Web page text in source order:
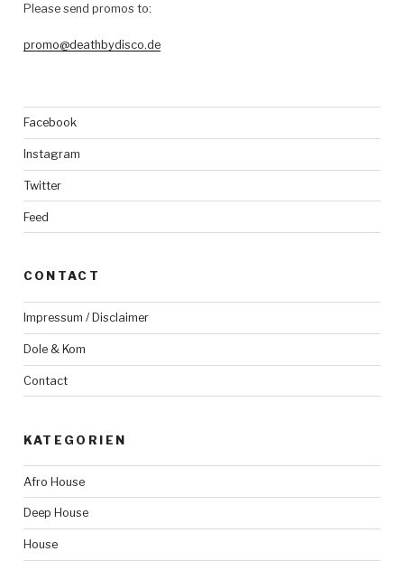
Please send promos to:
promo@deathbydisco.de
Facebook
Instagram
Twitter
Feed
CONTACT
Impressum / Disclaimer
Dole & Kom
Contact
KATEGORIEN
Afro House
Deep House
House